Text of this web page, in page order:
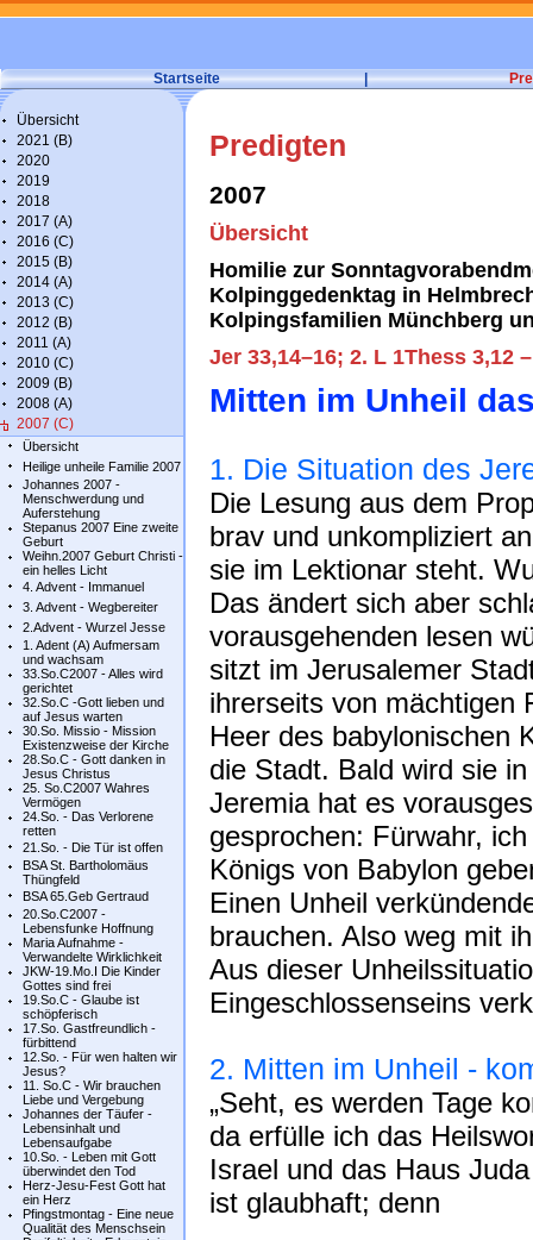
Startseite |
Übersicht
2021 (B)
2020
2019
2018
2017 (A)
2016 (C)
2015 (B)
2014 (A)
2013 (C)
2012 (B)
2011 (A)
2010 (C)
2009 (B)
2008 (A)
2007 (C)
Übersicht
Heilige unheile Familie 2007
Johannes 2007 -
Menschwerdung und
Auferstehung
Stepanus 2007 Eine zweite
Geburt
Weihn.2007 Geburt Christi -
ein helles Licht
4. Advent - Immanuel
3. Advent - Wegbereiter
2.Advent - Wurzel Jesse
1. Adent (A) Aufmersam
und wachsam
33.So.C2007 - Alles wird
gerichtet
32.So.C -Gott lieben und
auf Jesus warten
30.So. Missio - Mission
Existenzweise der Kirche
28.So.C - Gott danken in
Jesus Christus
25. So.C2007 Wahres
Vermögen
24.So. - Das Verlorene
retten
21.So. - Die Tür ist offen
BSA St. Bartholomäus
Thüngfeld
BSA 65.Geb Gertraud
20.So.C2007 -
Lebensfunke Hoffnung
Maria Aufnahme -
Verwandelte Wirklichkeit
JKW-19.Mo.I Die Kinder
Gottes sind frei
19.So.C - Glaube ist
schöpferisch
17.So. Gastfreundlich -
fürbittend
12.So. - Für wen halten wir
Jesus?
11. So.C - Wir brauchen
Liebe und Vergebung
Johannes der Täufer -
Lebensinhalt und
Lebensaufgabe
10.So. - Leben mit Gott
überwindet den Tod
Herz-Jesu-Fest Gott hat
ein Herz
Pfingstmontag - Eine neue
Qualität des Menschsein
Predigten
2007
Übersicht
Homilie zur
Kolpinggedenktag in
Kolpingsfamilien Münchberg
Jer 33,14–16; 2. L 1Thess 3,12
Mitten im Unheil
1. Die Situation des
Die Lesung aus dem
brav und unkompliziert
sie im Lektionar steht.
Das ändert sich aber
vorausgehenden lesen
sitzt im Jerusalemer
ihrerseits von mächtigen
Heer des babylonischen
die Stadt. Bald wird sie
Jeremia hat es
gesprochen: Fürwahr,
Königs von Babylon
Einen Unheil
brauchen. Also weg mit
Aus dieser
Eingeschlossenseins
2. Mitten im Unheil -
„Seht, es werden Tage
da erfülle ich das
Israel und das Haus
ist glaubhaft; denn